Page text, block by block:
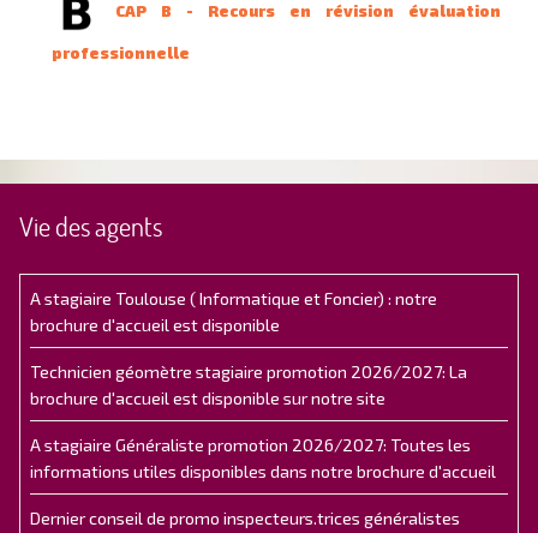
CAP B - Recours en révision évaluation
professionnelle
Vie des agents
A stagiaire Toulouse ( Informatique et Foncier) : notre
brochure d'accueil est disponible
Technicien géomètre stagiaire promotion 2026/2027: La
brochure d'accueil est disponible sur notre site
A stagiaire Généraliste promotion 2026/2027: Toutes les
informations utiles disponibles dans notre brochure d'accueil
Dernier conseil de promo inspecteurs.trices généralistes